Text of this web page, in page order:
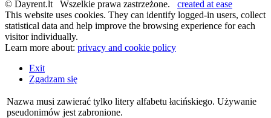
© Dayrent.lt Wszelkie prawa zastrzeżone. created at ease
This website uses cookies. They can identify logged-in users, collect
statistical data and help improve the browsing experience for each
visitor individually.
Learn more about: privacy and cookie policy
Exit
Zgadzam się
Nazwa musi zawierać tylko litery alfabetu łacińskiego. Używanie
pseudonimów jest zabronione.